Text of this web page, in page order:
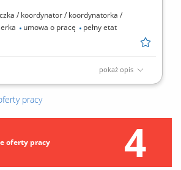
/ koordynator / koordynatorka /
umowa o pracę pełny etat
pokaż opis
pracy recepcji podczas zmiany,
dbanie o sprawny przepływ informacji;
standardów obsługi gości zgodnych z
Hamptonality; Sprawne meldowanie i
pracy
oferty pracy 4